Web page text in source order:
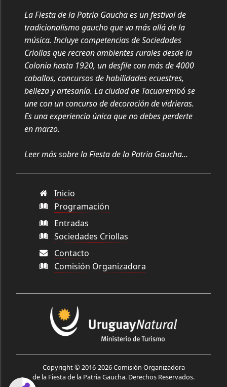
La Fiesta de la Patria Gaucha es un festival de
tradicionalismo gaucho que va más allá de la
música. Incluye competencias de Sociedades
Criollas que recrean ambientes rurales desde la
Colonia hasta 1920, un desfile con más de 4000
caballos, concursos de habilidades ecuestres,
belleza y artesanía. La ciudad de Tacuarembó se
une con un concurso de decoración de vidrieras.
Es una experiencia única que no debes perderte
en marzo.
Leer más sobre la Fiesta de la Patria Gaucha...
Inicio
Programación
Entradas
Sociedades Criollas
Contacto
Comisión Organizadora
Copyright © 2016-2026Comisión Organizadora
de la Fiesta de la Patria Gaucha. Derechos Reservados.